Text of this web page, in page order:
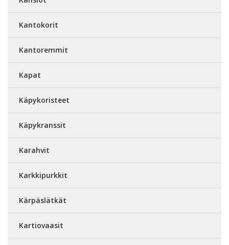
Kantokorit
Kantoremmit
Kapat
Käpykoristeet
Käpykranssit
Karahvit
Karkkipurkkit
Kärpäslätkät
Kartiovaasit